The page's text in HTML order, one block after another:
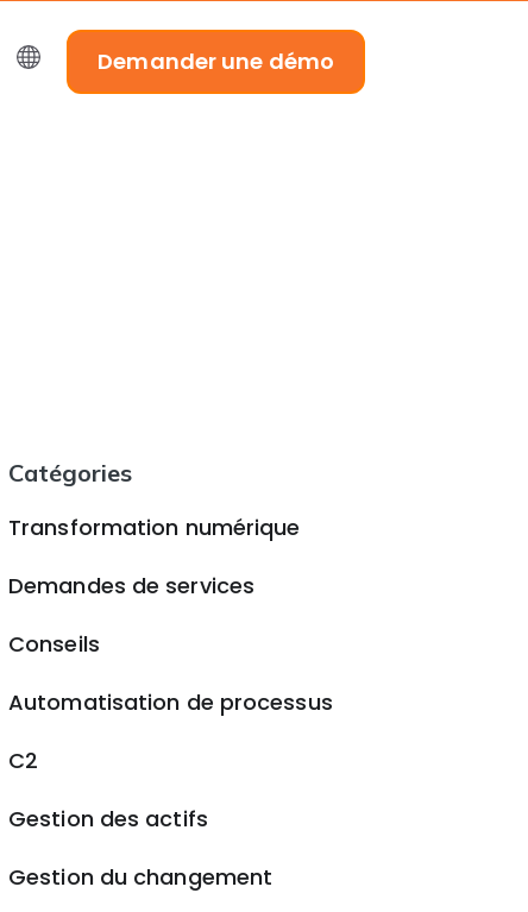
Demander une démo
Catégories
Transformation numérique
Demandes de services
Conseils
Automatisation de processus
C2
Gestion des actifs
Gestion du changement